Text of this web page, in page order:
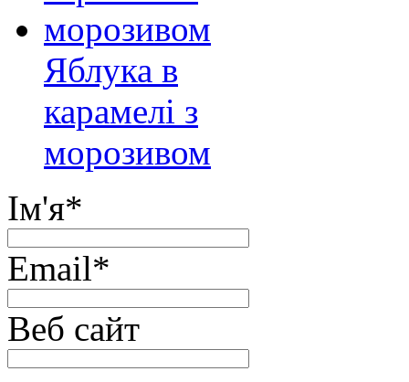
Яблука в
карамелі з
морозивом
Ім'я*
Email*
Веб сайт